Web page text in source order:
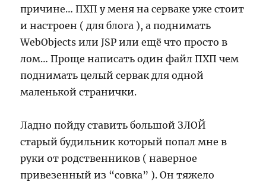
причине… ПХП у меня на серваке уже стоит
и настроен ( для блога ), а поднимать
WebObjects или JSP или ещё что просто в
лом… Проще написать один файл ПХП чем
поднимать целый сервак для одной
маленькой странички.
Ладно пойду ставить большой ЗЛОЙ
старый будильник который попал мне в
руки от родственников ( наверное
привезенный из “совка” ). Он тяжело